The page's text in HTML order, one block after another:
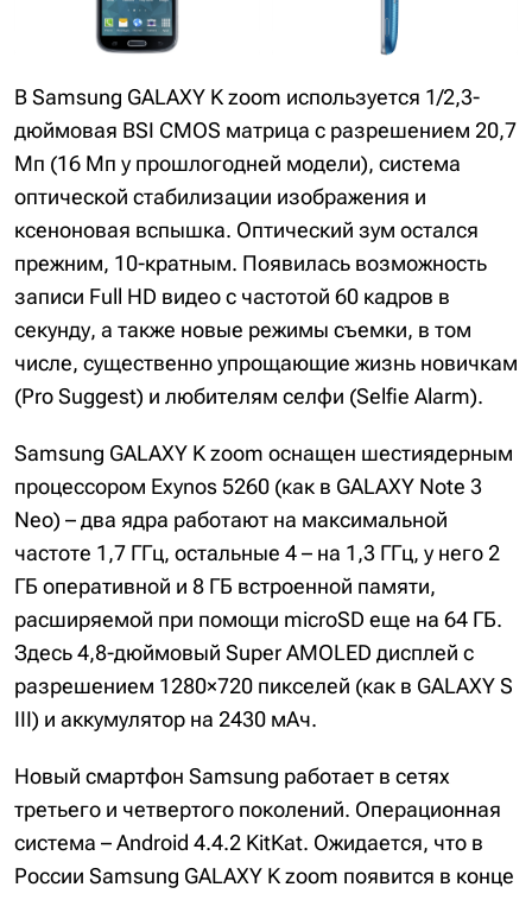
В Samsung GALAXY K zoom используется 1/2,3-
дюймовая BSI CMOS матрица с разрешением 20,7
Мп (16 Мп у прошлогодней модели), система
оптической стабилизации изображения и
ксеноновая вспышка. Оптический зум остался
прежним, 10-кратным. Появилась возможность
записи Full HD видео с частотой 60 кадров в
секунду, а также новые режимы съемки, в том
числе, существенно упрощающие жизнь новичкам
(Pro Suggest) и любителям селфи (Selfie Alarm).
Samsung GALAXY K zoom оснащен шестиядерным
процессором Exynos 5260 (как в GALAXY Note 3
Neo) – два ядра работают на максимальной
частоте 1,7 ГГц, остальные 4 – на 1,3 ГГц, у него 2
ГБ оперативной и 8 ГБ встроенной памяти,
расширяемой при помощи microSD еще на 64 ГБ.
Здесь 4,8-дюймовый Super AMOLED дисплей с
разрешением 1280×720 пикселей (как в GALAXY S
III) и аккумулятор на 2430 мАч.
Новый смартфон Samsung работает в сетях
третьего и четвертого поколений. Операционная
система – Android 4.4.2 KitKat. Ожидается, что в
России Samsung GALAXY K zoom появится в конце